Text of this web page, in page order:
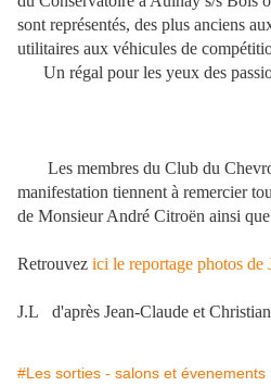
sont représentés, des plus anciens
utilitaires aux véhicules de
Un régal pour les yeux des
Les membres du Club du
manifestation tiennent à remercier
de Monsieur André Citroën ainsi
Retrouvez ici le reportage photos de
J.L d'après Jean-Claude et
#Les sorties - salons et évenements